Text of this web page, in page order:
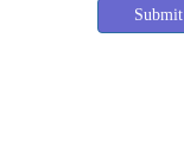
Submit